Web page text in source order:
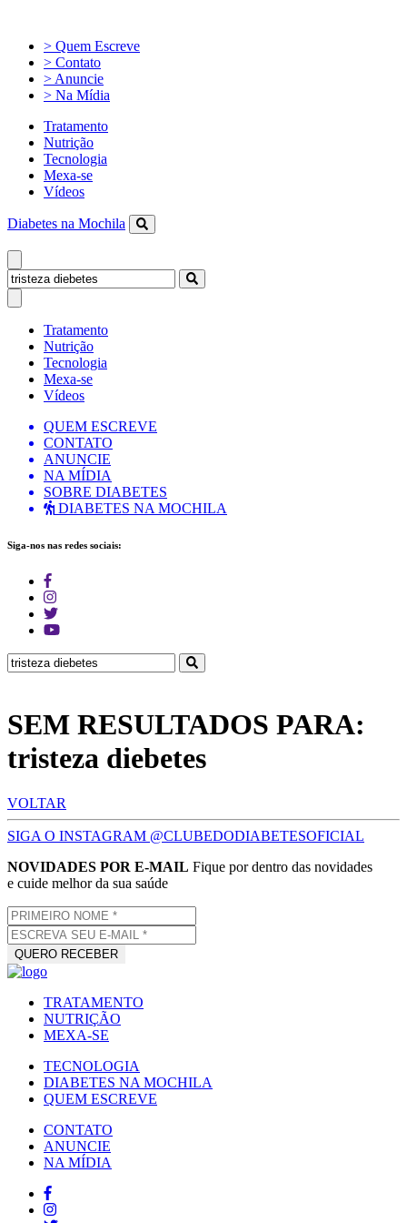
> Quem Escreve
> Contato
> Anuncie
> Na Mídia
Tratamento
Nutrição
Tecnologia
Mexa-se
Vídeos
Diabetes na Mochila
Tratamento
Nutrição
Tecnologia
Mexa-se
Vídeos
QUEM ESCREVE
CONTATO
ANUNCIE
NA MÍDIA
SOBRE DIABETES
DIABETES NA MOCHILA
Siga-nos nas redes sociais:
SEM RESULTADOS PARA:
tristeza diebetes
VOLTAR
SIGA O INSTAGRAM @CLUBEDODIABETESOFICIAL
NOVIDADES POR E-MAIL Fique por dentro das novidades
e cuide melhor da sua saúde
TRATAMENTO
NUTRIÇÃO
MEXA-SE
TECNOLOGIA
DIABETES NA MOCHILA
QUEM ESCREVE
CONTATO
ANUNCIE
NA MÍDIA